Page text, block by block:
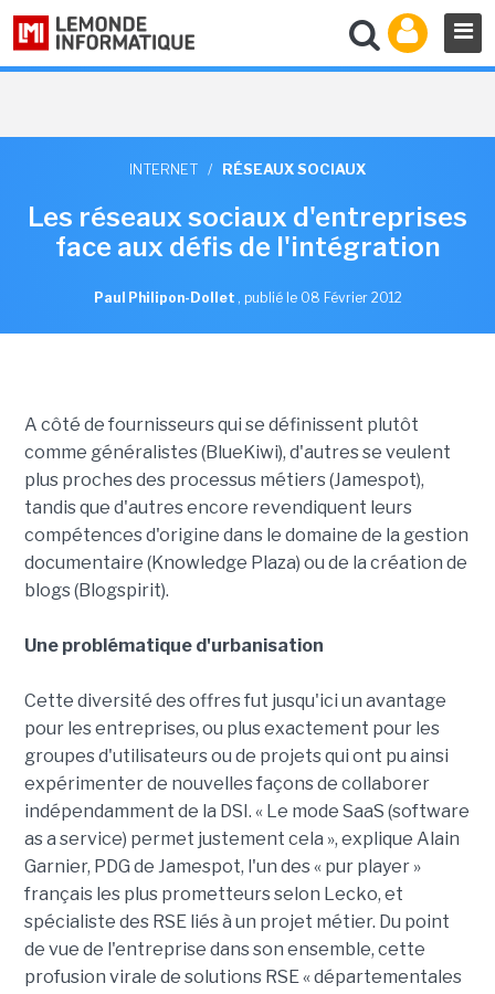
INTERNET / RÉSEAUX SOCIAUX
Les réseaux sociaux d'entreprises
face aux défis de l'intégration
Paul Philipon-Dollet , publié le 08 Février 2012
A côté de fournisseurs qui se définissent plutôt
comme généralistes (BlueKiwi), d'autres se veulent
plus proches des processus métiers (Jamespot),
tandis que d'autres encore revendiquent leurs
compétences d'origine dans le domaine de la gestion
documentaire (Knowledge Plaza) ou de la création de
blogs (Blogspirit).
Une problématique d'urbanisation
Cette diversité des offres fut jusqu'ici un avantage
pour les entreprises, ou plus exactement pour les
groupes d'utilisateurs ou de projets qui ont pu ainsi
expérimenter de nouvelles façons de collaborer
indépendamment de la DSI. « Le mode SaaS (software
as a service) permet justement cela », explique Alain
Garnier, PDG de Jamespot, l'un des « pur player »
français les plus prometteurs selon Lecko, et
spécialiste des RSE liés à un projet métier. Du point
de vue de l'entreprise dans son ensemble, cette
profusion virale de solutions RSE « départementales